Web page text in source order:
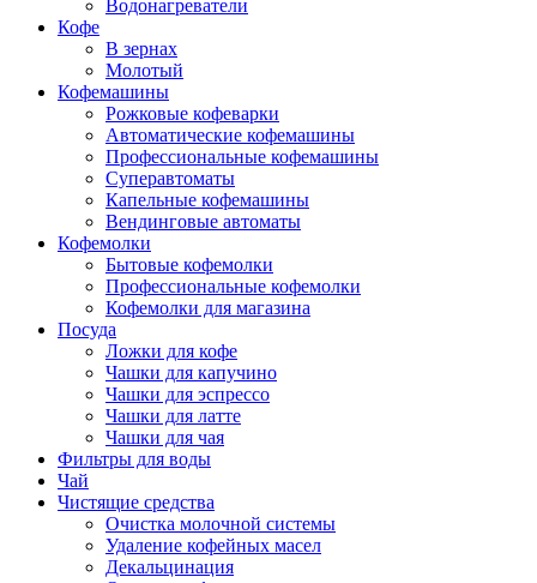
Водонагреватели
Кофе
В зернах
Молотый
Кофемашины
Рожковые кофеварки
Автоматические кофемашины
Профессиональные кофемашины
Суперавтоматы
Капельные кофемашины
Вендинговые автоматы
Кофемолки
Бытовые кофемолки
Профессиональные кофемолки
Кофемолки для магазина
Посуда
Ложки для кофе
Чашки для капучино
Чашки для эспрессо
Чашки для латте
Чашки для чая
Фильтры для воды
Чай
Чистящие средства
Очистка молочной системы
Удаление кофейных масел
Декальцинация